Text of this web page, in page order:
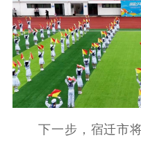
下一步，宿迁市将